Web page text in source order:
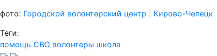
фото: Городской волонтерский центр | Кирово-Чепецк
Теги:
помощь СВО волонтеры школа